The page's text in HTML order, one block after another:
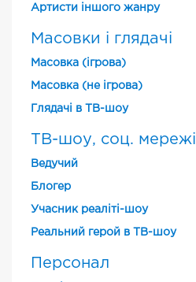
Артисти іншого жанру
Масовки і глядачі
Масовка (ігрова)
Масовка (не ігрова)
Глядачі в ТВ-шоу
ТВ-шоу, соц. мережі
Ведучий
Блогер
Учасник реаліті-шоу
Реальний герой в ТВ-шоу
Персонал